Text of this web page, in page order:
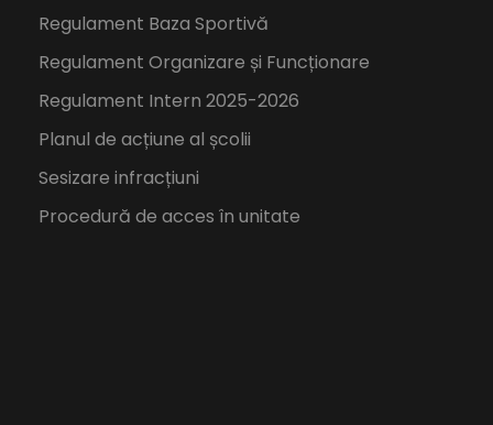
Regulament Baza Sportivă
Regulament Organizare și Funcționare
Regulament Intern 2025-2026
Planul de acțiune al școlii
Sesizare infracțiuni
Procedură de acces în unitate